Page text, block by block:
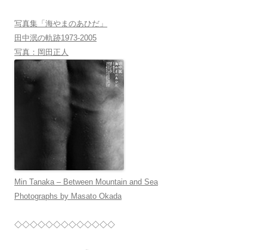
写真集「海やまのあひだ」
田中泯の軌跡1973-2005
写真：岡田正人
Min Tanaka – Between Mountain and Sea
Photographs by Masato Okada
◇◇◇◇◇◇◇◇◇◇◇◇◇